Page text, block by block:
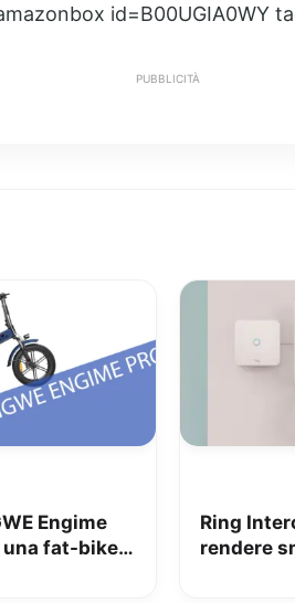
id=B00UGIA0WY
PUBBLICITÀ
Engime
una fat-bike
Ring
rendere